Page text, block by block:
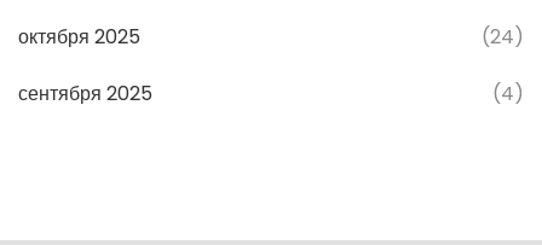
октября 2025 (24)
сентября 2025 (4)